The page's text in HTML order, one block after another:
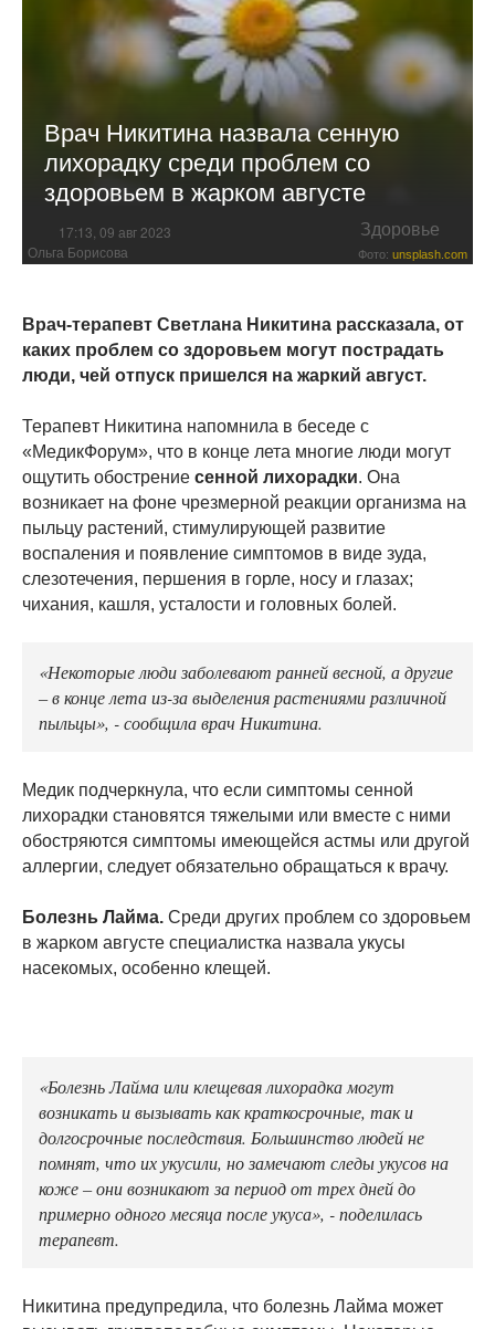
Врач Никитина назвала сенную
лихорадку среди проблем со
здоровьем в жарком августе
17:13, 09 авг 2023 Здоровье
Ольга Борисова Фото: unsplash.com
Врач-терапевт Светлана Никитина рассказала, от
каких проблем со здоровьем могут пострадать
люди, чей отпуск пришелся на жаркий август.
Терапевт Никитина напомнила в беседе с
«МедикФорум», что в конце лета многие люди могут
ощутить обострение сенной лихорадки. Она
возникает на фоне чрезмерной реакции организма на
пыльцу растений, стимулирующей развитие
воспаления и появление симптомов в виде зуда,
слезотечения, першения в горле, носу и глазах;
чихания, кашля, усталости и головных болей.
«Некоторые люди заболевают ранней весной, а другие
– в конце лета из-за выделения растениями различной
пыльцы», - сообщила врач Никитина.
Медик подчеркнула, что если симптомы сенной
лихорадки становятся тяжелыми или вместе с ними
обостряются симптомы имеющейся астмы или другой
аллергии, следует обязательно обращаться к врачу.
Болезнь Лайма. Среди других проблем со здоровьем
в жарком августе специалистка назвала укусы
насекомых, особенно клещей.
«Болезнь Лайма или клещевая лихорадка могут
возникать и вызывать как краткосрочные, так и
долгосрочные последствия. Большинство людей не
помнят, что их укусили, но замечают следы укусов на
коже – они возникают за период от трех дней до
примерно одного месяца после укуса», - поделилась
терапевт.
Никитина предупредила, что болезнь Лайма может